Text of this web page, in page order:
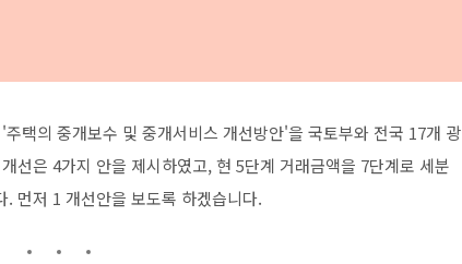
택의 중개보수 및 중개서비스 개선방안'을 국토부와 전국 17개 광
선은 4가지 안을 제시하였고, 현 5단계 거래금액을 7단계로 세분
먼저 1 개선안을 보도록 하겠습니다.